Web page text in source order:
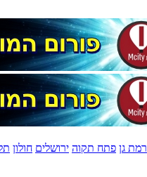
רמת גן פתח תקוה ירושלים חולון